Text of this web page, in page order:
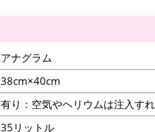
アナグラム
38cm×40cm
有り：空気やヘリウムは注入す
35リットル